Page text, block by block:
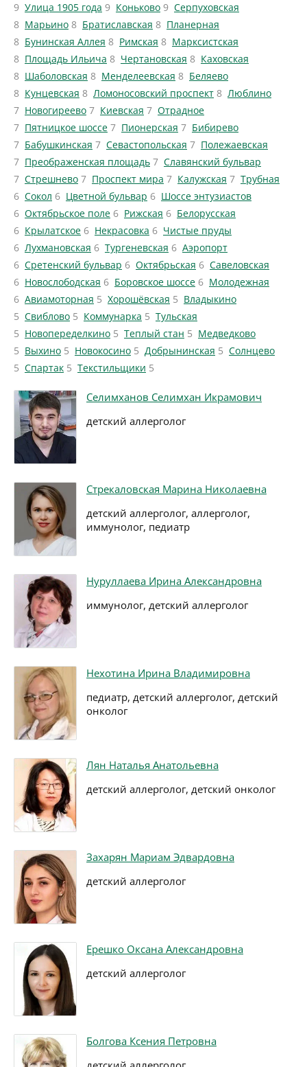
9 Улица 1905 года 9 Коньково 9 Серпуховская
8 Марьино 8 Братиславская 8 Планерная
8 Бунинская Аллея 8 Римская 8 Марксистская
8 Площадь Ильича 8 Чертановская 8 Каховская
8 Шаболовская 8 Менделеевская 8 Беляево
8 Кунцевская 8 Ломоносовский проспект 8 Люблино
7 Новогиреево 7 Киевская 7 Отрадное
7 Пятницкое шоссе 7 Пионерская 7 Бибирево
7 Бабушкинская 7 Севастопольская 7 Полежаевская
7 Преображенская площадь 7 Славянский бульвар
7 Стрешнево 7 Проспект мира 7 Калужская 7 Трубная
6 Сокол 6 Цветной бульвар 6 Шоссе энтузиастов
6 Октябрьское поле 6 Рижская 6 Белорусская
6 Крылатское 6 Некрасовка 6 Чистые пруды
6 Лухмановская 6 Тургеневская 6 Аэропорт
6 Сретенский бульвар 6 Октябрьская 6 Савеловская
6 Новослободская 6 Боровское шоссе 6 Молодежная
6 Авиамоторная 5 Хорошёвская 5 Владыкино
5 Свиблово 5 Коммунарка 5 Тульская
5 Новопеределкино 5 Теплый стан 5 Медведково
5 Выхино 5 Новокосино 5 Добрынинская 5 Солнцево
5 Спартак 5 Текстильщики 5
Селимханов Селимхан Икрамович
детский аллерголог
Стрекаловская Марина Николаевна
детский аллерголог, аллерголог,
иммунолог, педиатр
Нуруллаева Ирина Александровна
иммунолог, детский аллерголог
Нехотина Ирина Владимировна
педиатр, детский аллерголог, детский
онколог
Лян Наталья Анатольевна
детский аллерголог, детский онколог
Захарян Мариам Эдвардовна
детский аллерголог
Ерешко Оксана Александровна
детский аллерголог
Болгова Ксения Петровна